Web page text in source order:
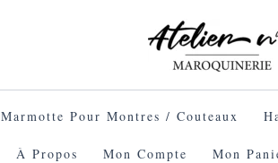
Marmotte Pour Montres / Couteaux
À Propos Mon Compte Mon